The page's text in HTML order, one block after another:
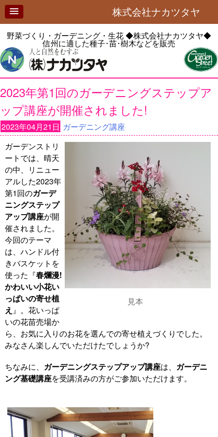
株式会社ナカツタヤ
野菜づくり・ガーデニング・生花◆株式会社ナカツタヤ◆
信州に適した種子･苗･樹木などを販売
2023年第1回のガーデニングステップア
ップ講座が開催されました!
2023年04月21日 ガーデニング講座
見本
ガーデンストリ
ートでは、晴天
の中、リニュー
アルした2023年
第1回のガーデ
ニングステップ
アップ講座が開
催されました。
今回のテーマ
は、ハンドル付
きバスケットを
使った『春爛漫!
かわいい小花い
っぱいの寄せ植
え 』。花いっぱ
いの花苗売場か
ら、お気に入りのお花を選んでの寄せ植えづくりでした。
みなさん楽しんでいただけたでしょうか?
ちなみに、 ガーデニングステップアップ講座は、 ガーデニ
ング基礎講座を受講済みの方がご参加いただけます。